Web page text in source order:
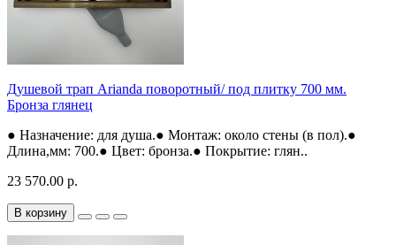
Душевой трап Arianda поворотный/ под плитку 700 мм.
Бронза глянец
● Назначение: для душа.● Монтаж: около стены (в пол).●
Длина,мм: 700.● Цвет: бронза.● Покрытие: глян..
23 570.00 р.
В корзину